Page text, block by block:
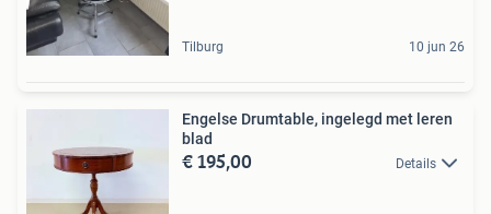
Tilburg 10 jun 26
Engelse Drumtable, ingelegd met leren
blad
€ 195,00 Details